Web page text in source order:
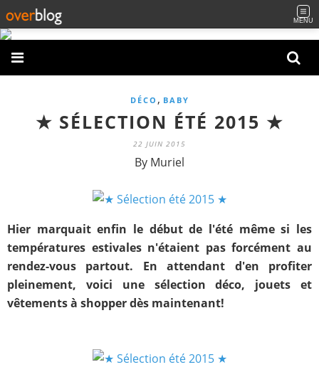
MENU
DÉCO , BABY
★ SÉLECTION ÉTÉ 2015 ★
22 JUIN 2015
By Muriel
Hier marquait enfin le début de l'été même si les
températures estivales n'étaient pas forcément au
rendez-vous partout. En attendant d'en profiter
pleinement, voici une sélection déco, jouets et
vêtements à shopper dès maintenant!